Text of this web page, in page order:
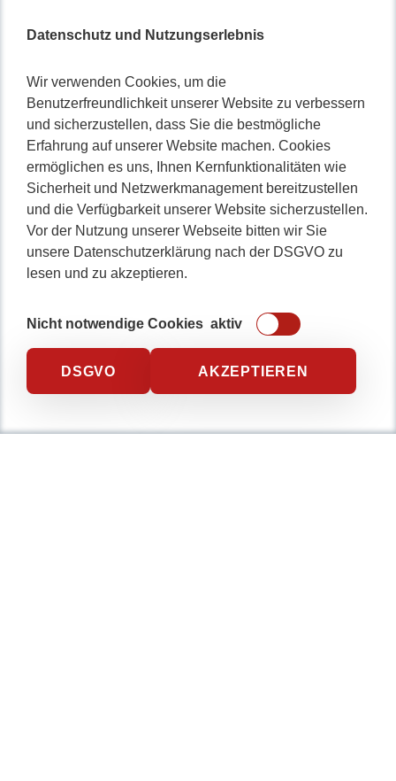
Datenschutz und Nutzungserlebnis
Wir verwenden Cookies, um die
Benutzerfreundlichkeit unserer Website zu verbessern
und sicherzustellen, dass Sie die bestmögliche
Erfahrung auf unserer Website machen. Cookies
ermöglichen es uns, Ihnen Kernfunktionalitäten wie
Sicherheit und Netzwerkmanagement bereitzustellen
und die Verfügbarkeit unserer Website sicherzustellen.
Vor der Nutzung unserer Webseite bitten wir Sie
unsere Datenschutzerklärung nach der DSGVO zu
lesen und zu akzeptieren.
Nicht notwendige Cookies aktiv
DSGVO AKZEPTIEREN
Nicht lange schnacken
gleich durchstarten!
0234 / 904 8115